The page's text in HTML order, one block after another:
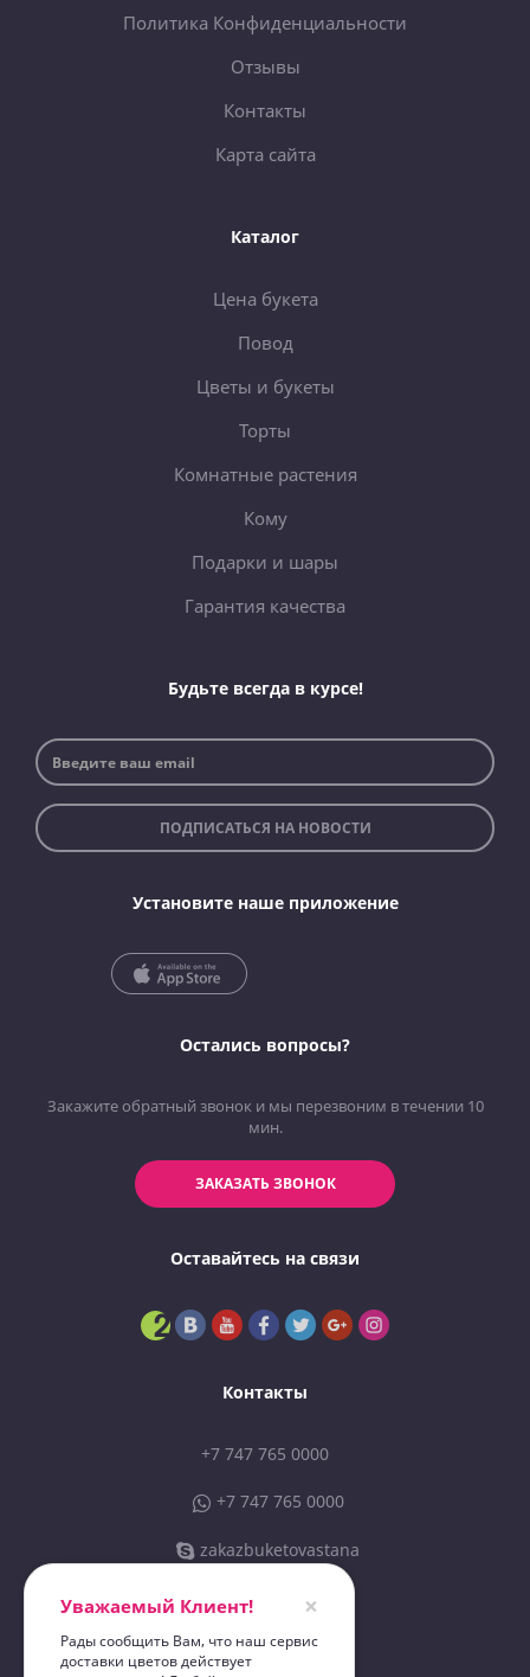
Политика Конфиденциальности
Отзывы
Контакты
Карта сайта
Каталог
Цена букета
Повод
Цветы и букеты
Торты
Комнатные растения
Кому
Подарки и шары
Гарантия качества
Будьте всегда в курсе!
ПОДПИСАТЬСЯ НА НОВОСТИ
Установите наше приложение
Остались вопросы?
Закажите обратный звонок и мы перезвоним в течении 10
мин.
ЗАКАЗАТЬ ЗВОНОК
Оставайтесь на связи
Контакты
+7 747 765 0000
+7 747 765 0000
zakazbuketovastana
sales@zbastana.kz
ИП «Zakazbuketov 01»
Уважаемый Клиент! ×
Рады сообщить Вам, что наш сервис
доставки цветов действует